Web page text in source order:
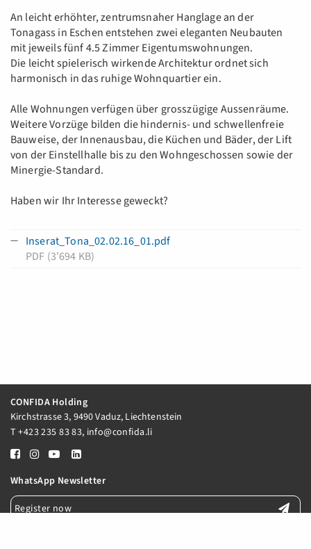
An leicht erhöhter, zentrumsnaher Hanglage an der
Tonagass in Eschen entstehen zwei eleganten Neubauten
mit jeweils fünf 4.5 Zimmer Eigentumswohnungen.
Die leicht spielerisch wirkende Architektur ordnet sich
harmonisch in das ruhige Wohnquartier ein.
Alle Wohnungen verfügen über grosszügige Aussenräume.
Weitere Vorzüge bilden die hindernis- und schwellenfreie
Bauweise, der Innenausbau, die Küchen und Bäder, der Lift
von der Einstellhalle bis zu den Wohngeschossen sowie der
Minergie-Standard.
Haben wir Ihr Interesse geweckt?
Inserat_Tona_02.02.16_01.pdf
PDF (3'694 KB)
CONFIDA Holding
Kirchstrasse 3, 9490 Vaduz, Liechtenstein
T+423 235 83 83, info@confida.li
WhatsApp Newsletter
Register now